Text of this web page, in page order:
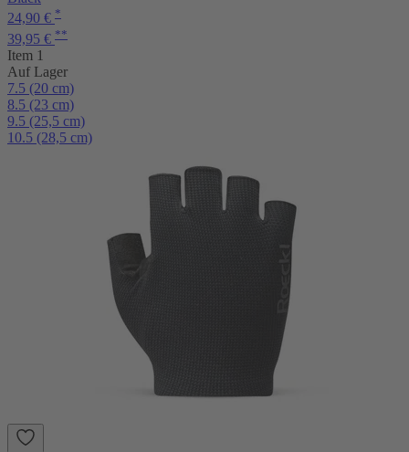
24,90 € *
39,95 € **
Item 1
Auf Lager
7.5 (20 cm)
8.5 (23 cm)
9.5 (25,5 cm)
10.5 (28,5 cm)